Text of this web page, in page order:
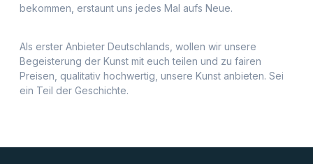
bekommen, erstaunt uns jedes Mal aufs Neue.
Als erster Anbieter Deutschlands, wollen wir unsere
Begeisterung der Kunst mit euch teilen und zu fairen
Preisen, qualitativ hochwertig, unsere Kunst anbieten. Sei
ein Teil der Geschichte.